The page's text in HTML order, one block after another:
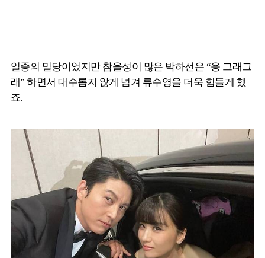
일종의 밀당이었지만 참을성이 많은 박하선은 “응 그래그
래” 하면서 대수롭지 않게 넘겨 류수영을 더욱 힘들게 했
죠.